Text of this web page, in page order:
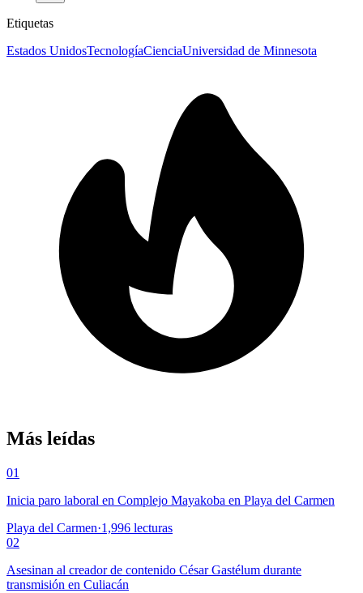
Etiquetas
Estados UnidosTecnologíaCienciaUniversidad de Minnesota
Más leídas
01
Inicia paro laboral en Complejo Mayakoba en Playa del Carmen
Playa del Carmen·1,996 lecturas
02
Asesinan al creador de contenido César Gastélum durante
transmisión en Culiacán